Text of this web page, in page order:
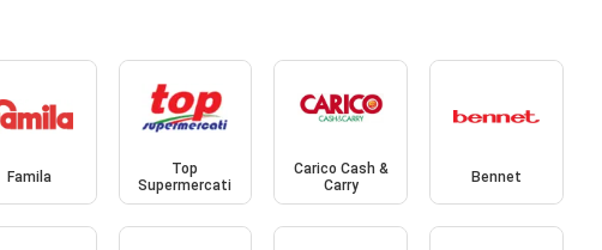
Famila
Top
Supermercati
Carico Cash &
Carry
Bennet